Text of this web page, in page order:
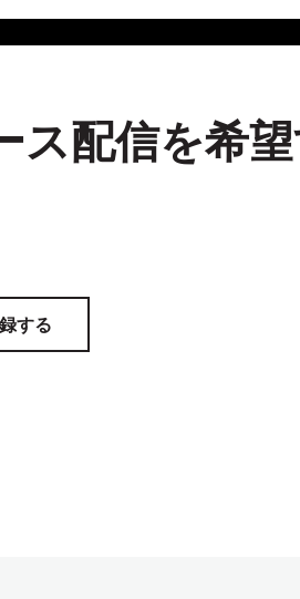
ス配信を希
する